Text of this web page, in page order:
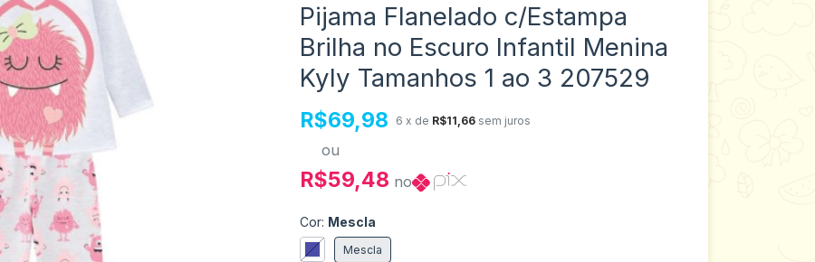
Pijama Flanelado c/Estampa
Brilha no Escuro Infantil Menina
Kyly Tamanhos 1 ao 3 207529
R$69,98 6 x de R$11,66 sem juros
ou
R$59,48 no
Cor: Mescla
Mescla